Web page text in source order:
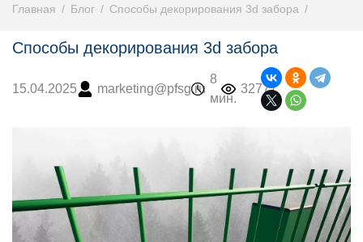
Главная Блог Способы декорирования 3d забора
Способы декорирования 3d забора
15.04.2025 marketing@pfsg.ru
8
мин.
32777